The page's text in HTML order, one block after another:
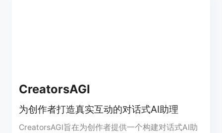
CreatorsAGI
为创作者打造真实互动的对话式AI助理
CreatorsAGI旨在为创作者提供一个构建对话式AI助